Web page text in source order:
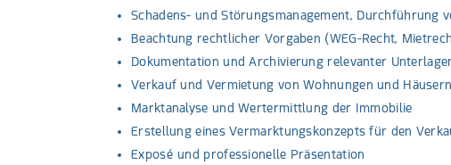
Schadens- und Störungsmanagement, Durchführung
Beachtung rechtlicher Vorgaben (WEG-Recht,
Dokumentation und Archivierung relevanter
Verkauf und Vermietung von Wohnungen und
Marktanalyse und Wertermittlung der Immobilie
Erstellung eines Vermarktungskonzepts für den
Exposé und professionelle Präsentation